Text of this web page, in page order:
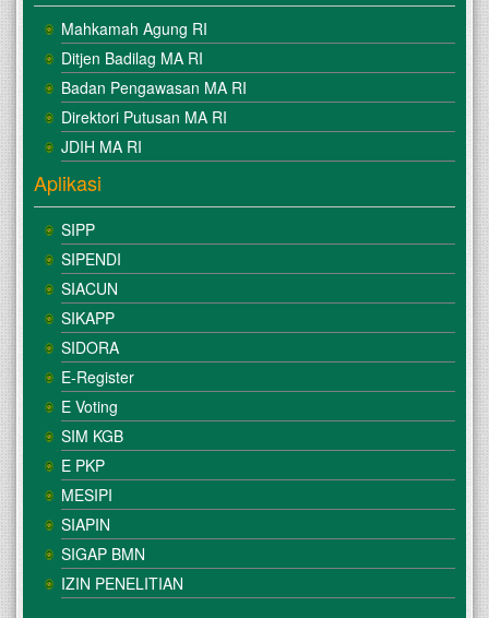
Mahkamah Agung RI
Ditjen Badilag MA RI
Badan Pengawasan MA RI
Direktori Putusan MA RI
JDIH MA RI
Aplikasi
SIPP
SIPENDI
SIACUN
SIKAPP
SIDORA
E-Register
E Voting
SIM KGB
E PKP
MESIPI
SIAPIN
SIGAP BMN
IZIN PENELITIAN